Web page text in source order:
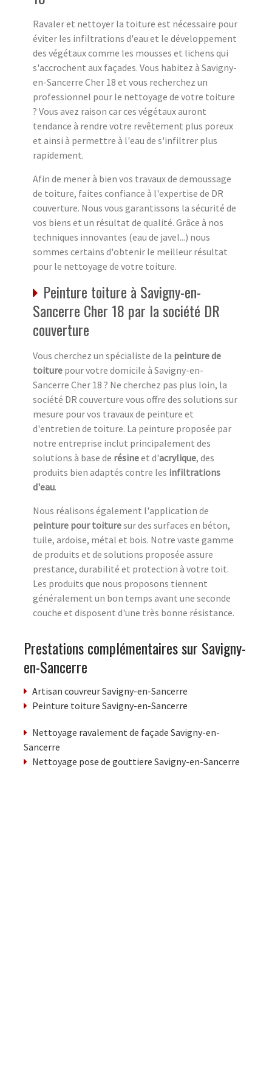
Ravaler et nettoyer la toiture est nécessaire pour
éviter les infiltrations d'eau et le développement
des végétaux comme les mousses et lichens qui
s'accrochent aux façades. Vous habitez à Savigny-
en-Sancerre Cher 18 et vous recherchez un
professionnel pour le nettoyage de votre toiture
? Vous avez raison car ces végétaux auront
tendance à rendre votre revêtement plus poreux
et ainsi à permettre à l'eau de s'infiltrer plus
rapidement.
Afin de mener à bien vos travaux de demoussage
de toiture, faites confiance à l'expertise de DR
couverture. Nous vous garantissons la sécurité de
vos biens et un résultat de qualité. Grâce à nos
techniques innovantes (eau de javel...) nous
sommes certains d'obtenir le meilleur résultat
pour le nettoyage de votre toiture.
Peinture toiture à Savigny-en-
Sancerre Cher 18 par la société DR
couverture
Vous cherchez un spécialiste de la peinture de
toiture pour votre domicile à Savigny-en-
Sancerre Cher 18 ? Ne cherchez pas plus loin, la
société DR couverture vous offre des solutions sur
mesure pour vos travaux de peinture et
d'entretien de toiture. La peinture proposée par
notre entreprise inclut principalement des
solutions à base de résineet d'acrylique, des
produits bien adaptés contre les infiltrations
d'eau.
Nous réalisons également l'application de
peinture pour toituresur des surfaces en béton,
tuile, ardoise, métal et bois. Notre vaste gamme
de produits et de solutions proposée assure
prestance, durabilité et protection à votre toit.
Les produits que nous proposons tiennent
généralement un bon temps avant une seconde
couche et disposent d'une très bonne résistance.
Prestations complémentaires sur Savigny-
en-Sancerre
Artisan couvreur Savigny-en-Sancerre
Peinture toiture Savigny-en-Sancerre
Nettoyage ravalement de façade Savigny-en-
Sancerre
Nettoyage pose de gouttiere Savigny-en-Sancerre